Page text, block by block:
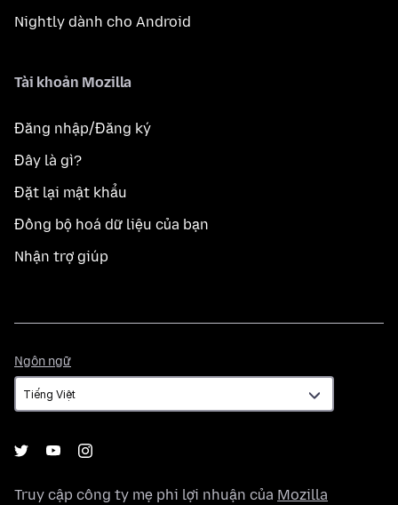
Nightly dành cho Android
Tài khoản Mozilla
Đăng nhập/Đăng ký
Đây là gì?
Đặt lại mật khẩu
Đồng bộ hoá dữ liệu của bạn
Nhận trợ giúp
Ngôn ngữ
ngữ
Truy cập công ty mẹ phi lợi nhuận của Mozilla